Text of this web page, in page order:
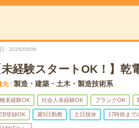
2026/08/06
未経験スタートOK！】
先 製造・建築・土木・製造技術系
未経験OK 社会人未経験OK ブランクOK
登録OK 週5日勤務 土日祝休 17時前まで